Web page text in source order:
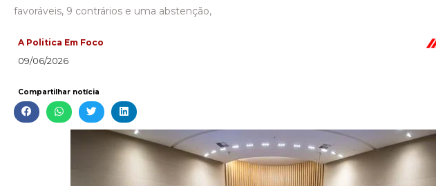
favoráveis, 9 contrários e uma abstenção,
A Politica Em Foco
09/06/2026
Compartilhar notícia